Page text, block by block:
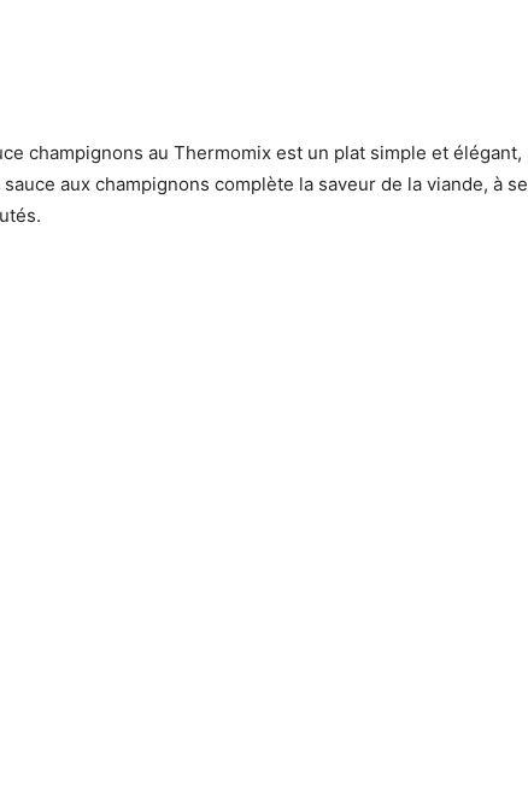
champignons au Thermomix est un plat simple et élégant,
aux champignons complète la saveur de la viande, à